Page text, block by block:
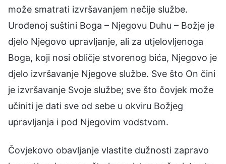
može smatrati izvršavanjem nečije službe.
Urođenoj suštini Boga – Njegovu Duhu – Božje je
djelo Njegovo upravljanje, ali za utjelovljenoga
Boga, koji nosi obličje stvorenog bića, Njegovo je
djelo izvršavanje Njegove službe. Sve što On čini
je izvršavanje Svoje službe; sve što čovjek može
učiniti je dati sve od sebe u okviru Božjeg
upravljanja i pod Njegovim vodstvom.
Čovjekovo obavljanje vlastite dužnosti zapravo